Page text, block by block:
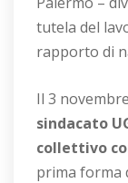
tutela del
rapporto di
Il 3
sindacato
collettivo
prima forma